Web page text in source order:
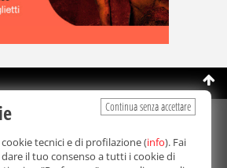
©Copyright 2003-2026
Srl- P.IVA 07064240828
o parziale di tutti i contenuti, in qualunque
qualsiasi supporto è proibita.
Continua senza accettare
tecnici e di profilazione (info). Fai
il tuo consenso a tutti i cookie di